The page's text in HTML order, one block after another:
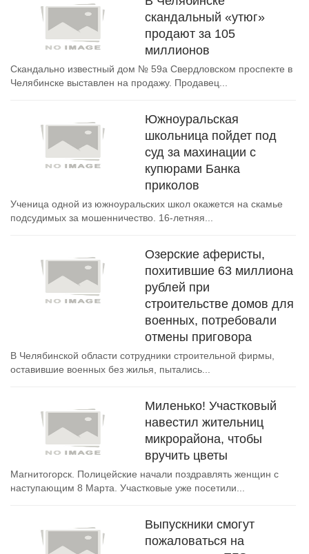
скандальный «утюг»
продают за 105
миллионов
Скандально известный дом № 59а Свердловском проспекте в
Челябинске выставлен на продажу. Продавец...
Южноуральская
школьница пойдет под
суд за махинации с
купюрами Банка
приколов
Ученица одной из южноуральских школ окажется на скамье
подсудимых за мошенничество. 16-летняя...
Озерские аферисты,
похитившие 63 миллиона
рублей при
строительстве домов для
военных, потребовали
отмены приговора
В Челябинской области сотрудники строительной фирмы,
оставившие военных без жилья, пытались...
Миленько! Участковый
навестил жительниц
микрорайона, чтобы
вручить цветы
Магнитогорск. Полицейские начали поздравлять женщин с
наступающим 8 Марта. Участковые уже посетили...
Выпускники смогут
пожаловаться на